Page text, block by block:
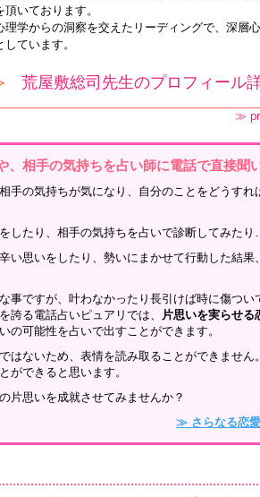
いております。
理学からの洞察を交えたリーディングで、深層
ています。
荒屋敷総司先生のプロフィール
≫
、相手の気持ちを占い師に電話で直接聞
手の気持ちが気になり、自分のことをどうすれ
したり、相手の気持ちを占いで診断してみたり
い思いをしたり、勢いにまかせて行動した結果
事ですが、叶わなかったり長引けば時に傷つい
誇る電話占いピュアリでは、 片思いを実らせる
の可能性を占いで出すことができます。
はないため、表情を読み取ることができません
ができると思います。
片思いを成就させてみませんか？
≫ さらなる恋